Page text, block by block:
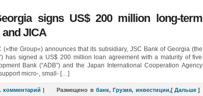
signs US$ 200 million long-term
JICA
(«the Group«) announces that its subsidiary, JSC Bank of Georgia (the
has signed a US$ 200 million loan agreement with a maturity of five
Bank (“ADB”) and the Japan International Cooperation Agency
micro-, small- […]
[Дальше ]
комментарий | Размещено в банк,Грузия, инвестиции,